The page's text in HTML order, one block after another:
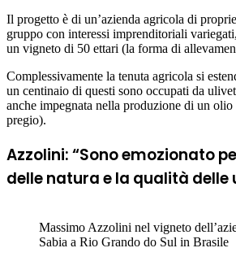
Il progetto è di un’azienda agricola di
gruppo con interessi imprenditoriali
un vigneto di 50 ettari (la forma di
Complessivamente la tenuta agricola si
un centinaio di questi sono occupati da
anche impegnata nella produzione di un
pregio).
Azzolini: “Sono emozionato
delle natura e la qualità delle
Massimo Azzolini nel vigneto
Sabia a Rio Grando do Sul in Brasile